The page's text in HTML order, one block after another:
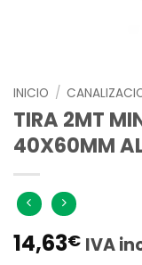
INICIO /
TIRA 2MT
40X60MM
14,63€ IVA